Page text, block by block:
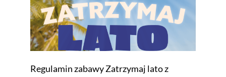
Regulamin zabawy Zatrzymaj lato z